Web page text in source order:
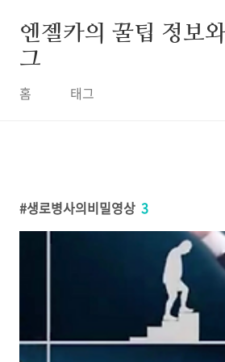
엔젤카의 꿀팁 정보
그
홈 태그
생로병사의비밀영상 3